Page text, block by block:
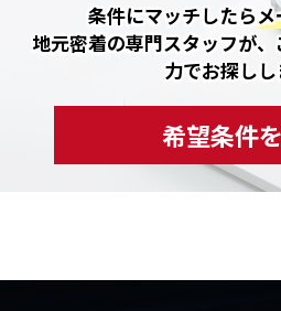
条件にマッチしたらメ
地元密着の専門スタッフが
力でお探しし
希望条件